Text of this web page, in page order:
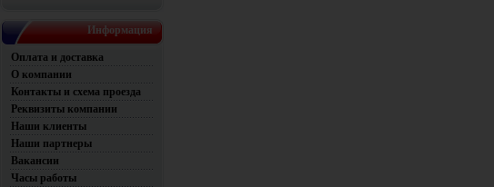
Информация
Оплата и доставка
О компании
Контакты и схема проезда
Реквизиты компании
Наши клиенты
Наши партнеры
Вакансии
Часы работы